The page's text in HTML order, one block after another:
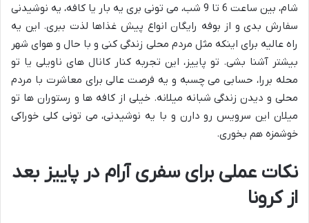
شام، بین ساعت 6 تا 9 شب، می تونی بری یه بار یا کافه، یه نوشیدنی
سفارش بدی و از بوفه رایگان انواع پیش غذاها لذت ببری. این یه
راه عالیه برای اینکه مثل مردم محلی زندگی کنی و با حال و هوای شهر
بیشتر آشنا بشی. تو پاییز، این تجربه کنار کانال های ناویلی یا تو
محله بررا، حسابی می چسبه و یه فرصت عالی برای معاشرت با مردم
محلی و دیدن زندگی شبانه میلانه. خیلی از کافه ها و رستوران ها تو
میلان این سرویس رو دارن و با یه نوشیدنی، می تونی کلی خوراکی
خوشمزه هم بخوری.
نکات عملی برای سفری آرام در پاییز بعد
از کرونا